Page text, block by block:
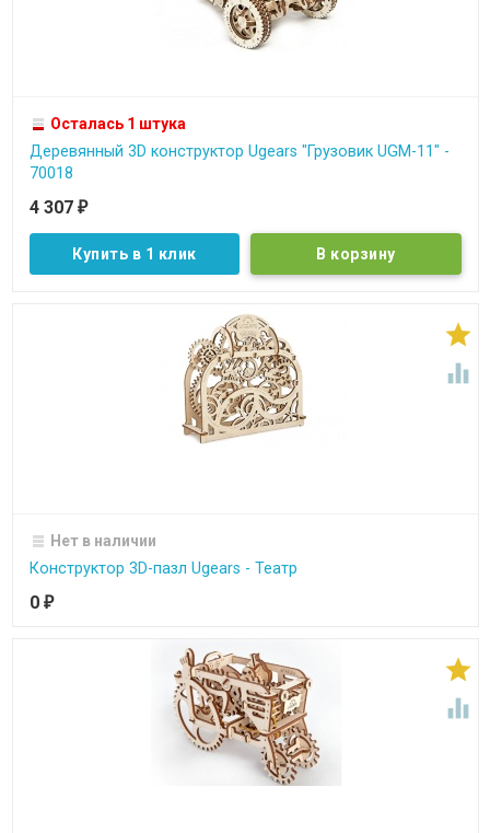
Осталась 1 штука
Деревянный 3D конструктор Ugears "Грузовик UGM-11" -
70018
4 307 ₽
Купить в 1 клик


Нет в наличии
Конструктор 3D-пазл Ugears - Театр
0 ₽

